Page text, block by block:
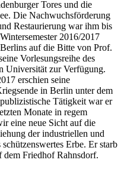
Tores und die
Die Nachwuchsförderung
Restaurierung war ihm bis
2016/2017
auf die Bitte von Prof.
Vorlesungsreihe des
Universität zur Verfügung.
erschien seine
in Berlin unter dem
Tätigkeit war er
Monate in regem
eine neue Sicht auf die
der industriellen und
Erbe. Er starb
dem Friedhof Rahnsdorf.